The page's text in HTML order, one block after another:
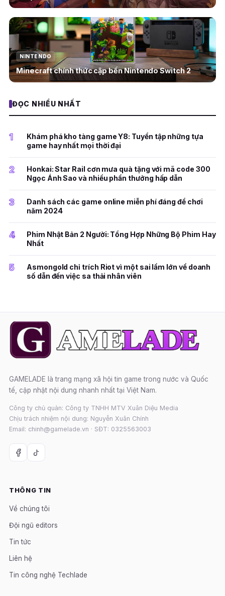
NINTENDO
Minecraft chính thức cập bến Nintendo Switch 2
ĐỌC NHIỀU NHẤT
1
Khám phá kho tàng game Y8: Tuyển tập những tựa
game hay nhất mọi thời đại
2
Honkai: Star Rail cơn mưa quà tặng với mã code 300
Ngọc Ánh Sao và nhiều phần thưởng hấp dẫn
3
Danh sách các game online miễn phí đáng để chơi
năm 2024
4
Phim Nhật Bản 2 Người: Tổng Hợp Những Bộ Phim Hay
Nhất
5
Asmongold chỉ trích Riot vì một sai lầm lớn về doanh
số dẫn đến việc sa thải nhân viên
GAMELADE là trang mạng xã hội tin game trong nước và Quốc
tế, cập nhật nội dung nhanh nhất tại Việt Nam.
Công ty chủ quản: Công ty TNHH MTV Xuân Diệu Media
Chịu trách nhiệm nội dung: Nguyễn Xuân Chính
Email: chinh@gamelade.vn · SĐT: 0325563003
THÔNG TIN
Về chúng tôi
Đội ngũ editors
Tin tức
Liên hệ
Tin công nghệ Techlade